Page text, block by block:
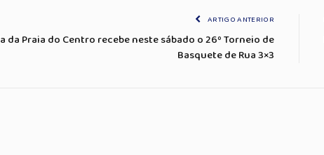
ARTIGO ANTERIOR
da Praia do Centro recebe neste sábado o 26º Torneio de
Basquete de Rua 3×3